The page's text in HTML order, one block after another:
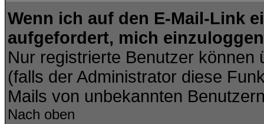
Wenn ich auf den E-Mail-Link
aufgefordert, mich
Nur registrierte Benutzer
(falls der Administrator diese
Mails von unbekannten
Nach oben